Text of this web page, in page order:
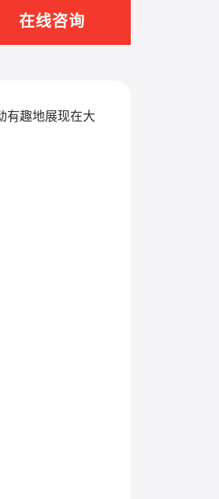
在线咨询
有趣地展现在大